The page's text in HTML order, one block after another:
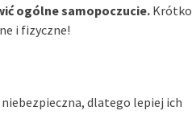
ogólne samopoczucie. Krótko
i fizyczne!
dlatego lepiej ich